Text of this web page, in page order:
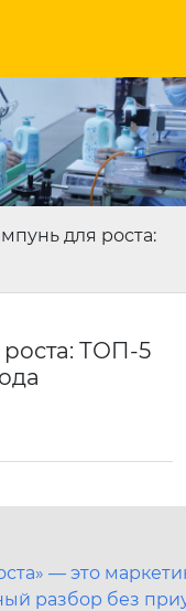
для роста:
ТОП-5
— это
разбор без